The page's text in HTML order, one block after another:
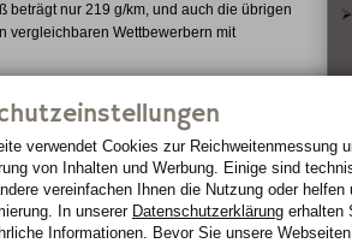
beträgt nur 219 g/km, und auch die übrigen
vergleichbaren Wettbewerbern mit
LS 600h L kommt voll und ganz der
gefahrene LS 600h L verfügt über eine
mit einer Körpertemperatur-Messfunktion
ist der klimatisierte und ventilierte
Sitzpolsterairbag und
Infrarotgestützter Abstandswarnung, den
darüber hinaus, dass Peter Kraus nicht
verwendet Cookies zur Reichweiten­messung
von Inhalten und Werbung. Einige sind
vereinfachen Ihnen die Nutzung oder helfen
In unserer Datenschutzerklärung erhalten
Informationen. Bevor Sie unsere Webseiten